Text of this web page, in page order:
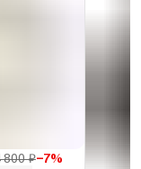
800 ₽−7%